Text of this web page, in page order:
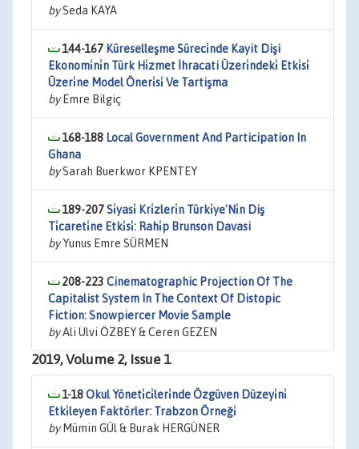
bySeda KAYA
144-167 Küreselleşme Süreci̇nde Kayit Dişi
Ekonomi̇ni̇n Türk Hi̇zmet İhracati Üzeri̇ndeki̇ Etki̇si̇
Üzeri̇ne Model Öneri̇si̇ Ve Tartişma
byEmre Bilgiç
168-188 Local Government And Participation In
Ghana
bySarah Buerkwor KPENTEY
189-207Si̇yasi̇ Kri̇zleri̇n Türki̇ye'Ni̇n Diş
Ti̇careti̇ne Etki̇si̇: Rahi̇p Brunson Davasi
byYunus Emre SÜRMEN
208-223 Cinematographic Projection Of The
Capitalist System In The Context Of Distopic
Fiction: Snowpiercer Movie Sample
byAli Ulvi ÖZBEY & Ceren GEZEN
2019, Volume 2, Issue 1
1-18Okul Yöneti̇ci̇leri̇nde Özgüven Düzeyi̇ni̇
Etki̇leyen Faktörler: Trabzon Örneği̇
byMümin GÜl & Burak HERGÜNER